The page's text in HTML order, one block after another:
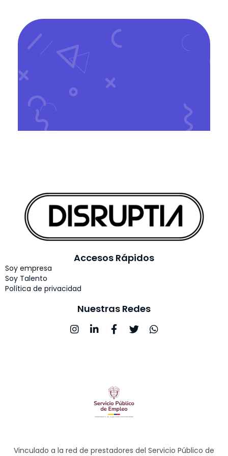
Accesos Rápidos
Soy empresa
Soy Talento
Política de privacidad
Nuestras Redes
Vinculado a la red de prestadores del Servicio Público de